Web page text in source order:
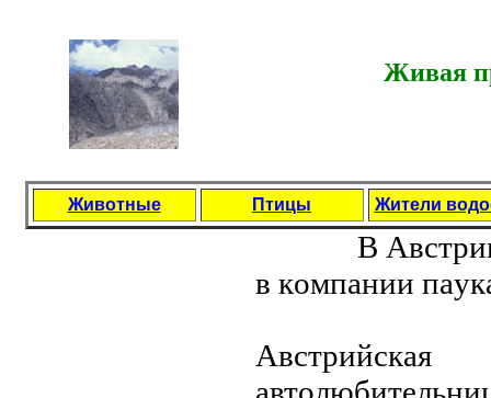
Живая
Животные Птицы Жители
В
в кoмпaнии